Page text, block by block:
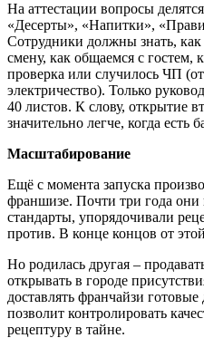
На аттестации вопросы
«Десерты», «Напитки»,
Сотрудники должны знать,
смену, как общаемся с гостем,
проверка или случилось ЧП
электричество). Только
40 листов. К слову, открытие
значительно легче, когда есть
Масштабирование
Ещё с момента запуска
франшизе. Почти три года они
стандарты, упорядочивали
против. В конце концов от
Но родилась другая –
открывать в городе
доставлять франчайзи
позволит контролировать
рецептуру в тайне.